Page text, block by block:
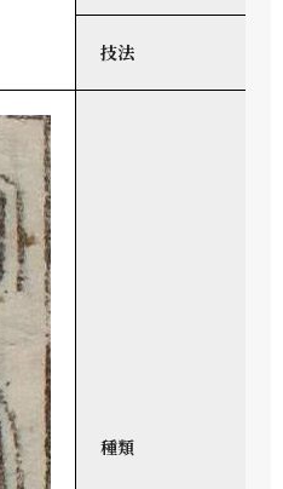
技法
種類